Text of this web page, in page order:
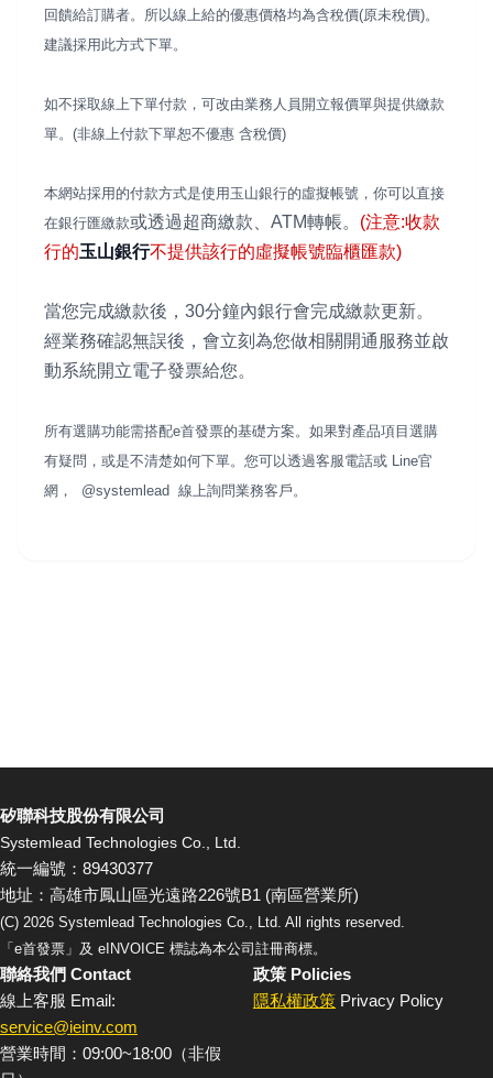
回饋給訂購者。所以線上給的優惠價格均為含稅價(原未稅價)。
建議採用此方式下單。
如不採取線上下單付款，可改由業務人員開立報價單與提供繳款
單。(非線上付款下單恕不優惠 含稅價)
本網站採用的付款方式是使用玉山銀行的虛擬帳號，你可以直接
在銀行匯繳款或透過超商繳款、ATM轉帳。 (注意:收款
行的玉山銀行不提供該行的虛擬帳號臨櫃匯款)
當您完成繳款後，30分鐘內銀行會完成繳款更新。
經業務確認無誤後，會立刻為您做相關開通服務並啟
動系統開立電子發票給您。
所有選購功能需搭配e首發票的基礎方案。如果對產品項目選購
有疑問，或是不清楚如何下單。您可以透過客服電話或 Line官
網， @systemlead 線上詢問業務客戶。
矽聯科技股份有限公司
Systemlead Technologies Co., Ltd.
統一編號：89430377
地址：高雄市鳳山區光遠路226號B1 (南區營業所)
(C) 2026 Systemlead Technologies Co., Ltd. All rights reserved.
「e首發票」及 eINVOICE 標誌為本公司註冊商標。
聯絡我們 Contact
線上客服 Email:
service@ieinv.com
營業時間：09:00~18:00（非假
政策 Policies
隱私權政策 Privacy Policy